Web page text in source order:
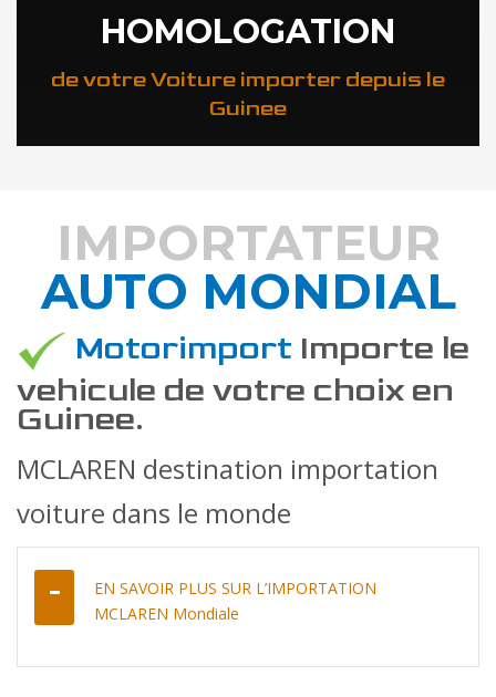
HOMOLOGATION
de votre Voiture importer depuis le
Guinee
DÉCOUVREZ COMMENT
IMPORTATEUR
AUTO MONDIAL
Motorimport Importe le
vehicule de votre choix en
Guinee.
MCLAREN destination importation
voiture dans le monde
EN SAVOIR PLUS SUR L’IMPORTATION
MCLAREN Mondiale